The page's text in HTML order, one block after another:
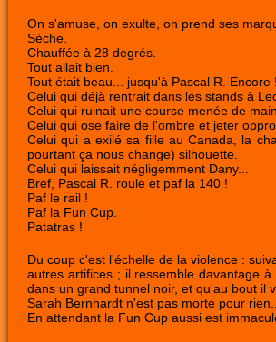
On s'amuse, on exulte, on prend ses
Sèche.
Chauffée à 28 degrés.
Tout allait bien.
Tout était beau... jusqu'à Pascal R.
Celui qui déjà rentrait dans les stands à
Celui qui ruinait une course menée de
Celui qui ose faire de l'ombre et jeter
Celui qui a exilé sa fille au Canada, la
pourtant ça nous change) silhouette.
Celui qui laissait négligemment Dany...
Bref, Pascal R. roule et paf la 140 !
Paf le rail !
Paf la Fun Cup.
Patatras !
Du coup c'est l'échelle de la violence :
autres artifices ; il ressemble davantage
dans un grand tunnel noir, et qu'au bout il
Sarah Bernhardt n'est pas morte pour rien...
En attendant la Fun Cup aussi est